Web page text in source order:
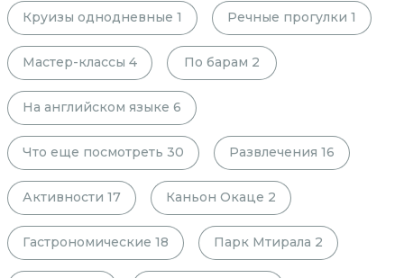
Круизы однодневные 1 Речные прогулки 1
Мастер-классы 4 По барам 2
На английском языке 6
Что еще посмотреть 30 Развлечения 16
Активности 17 Каньон Окаце 2
Гастрономические 18 Парк Мтирала 2